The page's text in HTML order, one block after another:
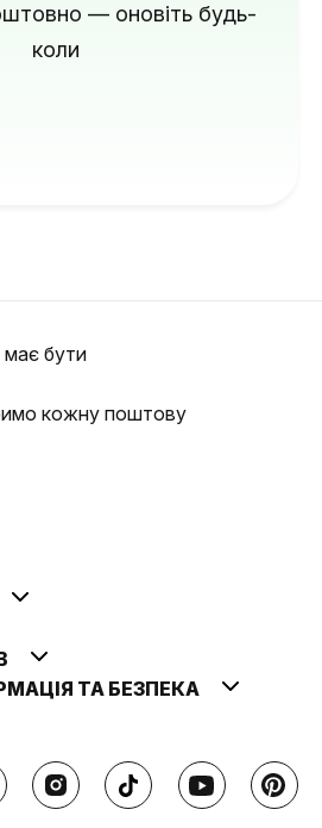
— оновіть будь-
коли
має бути
кожну поштову
ТА БЕЗПЕКА